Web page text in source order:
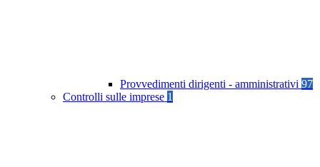
Provvedimenti dirigenti - amministrativi 97
Controlli sulle imprese 1